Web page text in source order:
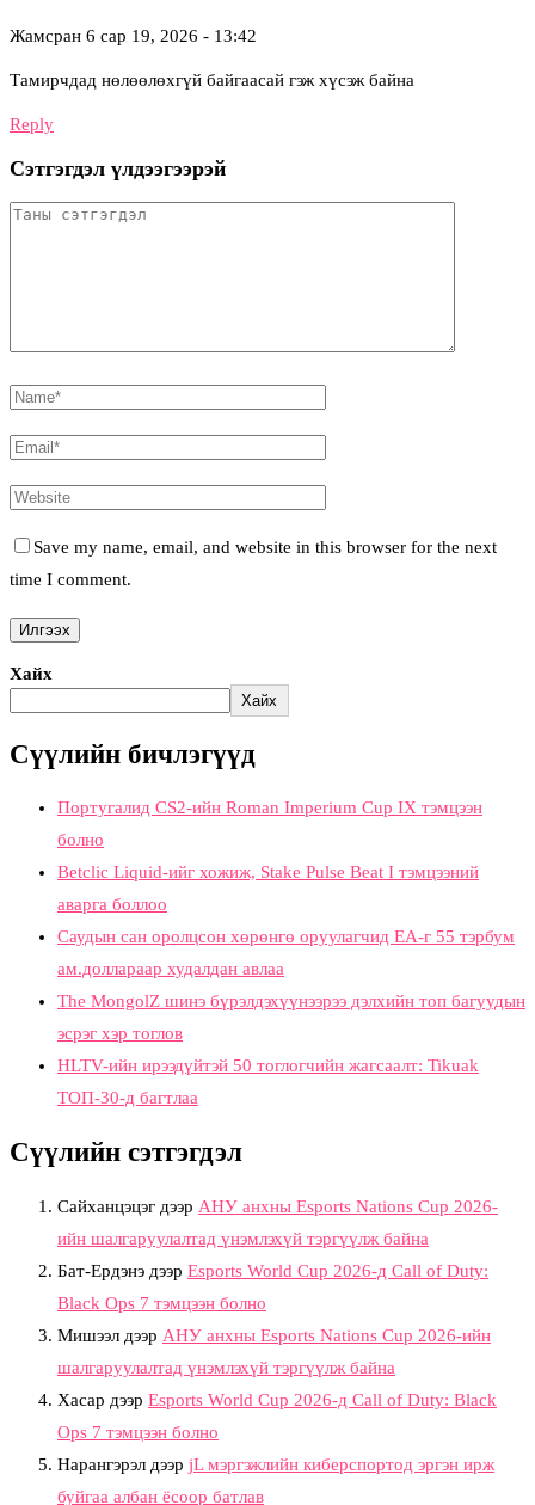
Жамсран 6 сар 19, 2026 - 13:42
Тамирчдад нөлөөлөхгүй байгаасай гэж хүсэж байна
Reply
Сэтгэгдэл үлдээгээрэй
Save my name, email, and website in this browser for the next
time I comment.
Хайх
Хайх
Сүүлийн бичлэгүүд
Португалид CS2-ийн Roman Imperium Cup IX тэмцээн
болно
Betclic Liquid-ийг хожиж, Stake Pulse Beat I тэмцээний
аварга боллоо
Саудын сан оролцсон хөрөнгө оруулагчид EA-г 55 тэрбум
ам.доллараар худалдан авлаа
The MongolZ шинэ бүрэлдэхүүнээрээ дэлхийн топ багуудын
эсрэг хэр тоглов
HLTV-ийн ирээдүйтэй 50 тоглогчийн жагсаалт: Tikuak
ТОП-30-д багтлаа
Сүүлийн сэтгэгдэл
Сайханцэцэг дээр АНУ анхны Esports Nations Cup 2026-
ийн шалгаруулалтад үнэмлэхүй тэргүүлж байна
Бат-Ердэнэ дээр Esports World Cup 2026-д Call of Duty:
Black Ops 7 тэмцээн болно
Мишээл дээр АНУ анхны Esports Nations Cup 2026-ийн
шалгаруулалтад үнэмлэхүй тэргүүлж байна
Хасар дээр Esports World Cup 2026-д Call of Duty: Black
Ops 7 тэмцээн болно
Нарангэрэл дээр jL мэргэжлийн киберспортод эргэн ирж
буйгаа албан ёсоор батлав